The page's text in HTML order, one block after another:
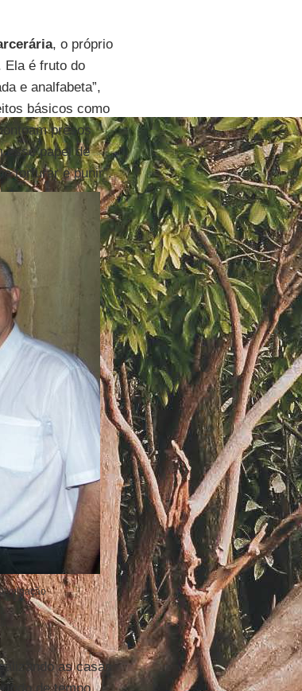
, o próprio
Ela é fruto do
e analfabeta”,
básicos como
presos
esse papel de
torturar e punir”.
as casas